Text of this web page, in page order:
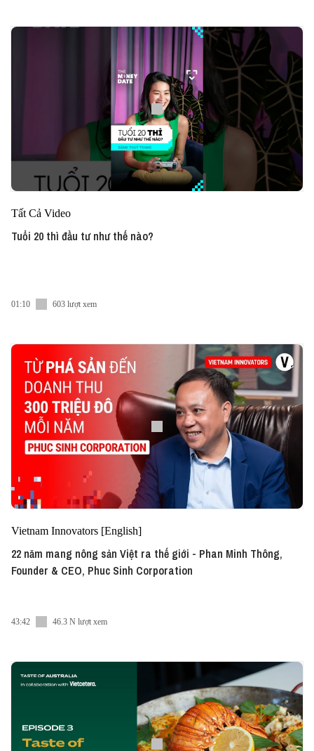
Tất Cả Video
Tuổi 20 thì đầu tư như thế nào?
01:10 603 lượt xem
Vietnam Innovators [English]
22 năm mang nông sản Việt ra thế giới - Phan Minh Thông,
Founder & CEO, Phuc Sinh Corporation
43:42 46.3 N lượt xem